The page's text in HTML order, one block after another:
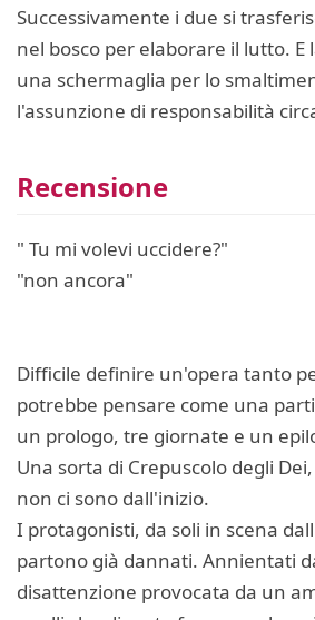
Successivamente i due si
nel bosco per elaborare il lutto. E
una schermaglia per lo
l'assunzione di responsabilità
Recensione
" Tu mi volevi uccidere?"
"non ancora"
Difficile definire un'opera tanto
potrebbe pensare come una
un prologo, tre giornate e un
Una sorta di Crepuscolo degli
non ci sono dall'inizio.
I protagonisti, da soli in scena
partono già dannati. Annientati
disattenzione provocata da un